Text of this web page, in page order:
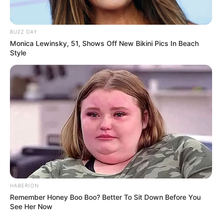
Kurztext zum Ausflugs- oder Freizeitziel *:
E-Mail (wird nicht angezeigt) *:
Eingabe prüfen:
Unpassende und gesetzeswidrige Einträge werden
unverzüglich gelöscht.
*Pflichtfelder
BUZZ DAY
Monica Lewinsky, 51, Shows Off New Bikini Pics In Beach
Style
HABERION
Remember Honey Boo Boo? Better To Sit Down Before You
See Her Now